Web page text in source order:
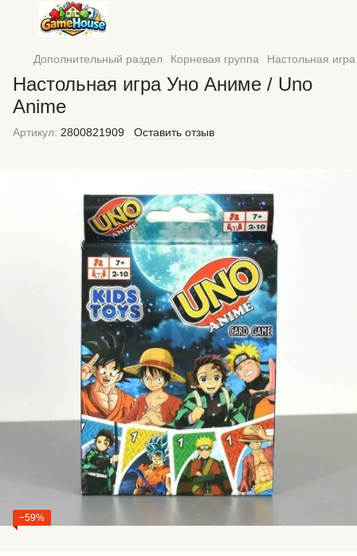
Дополнительный раздел Корневая группа Настольная
Настольная игра Уно Аниме / Uno
Anime
Артикул: 2800821909 Оставить отзыв
−59%